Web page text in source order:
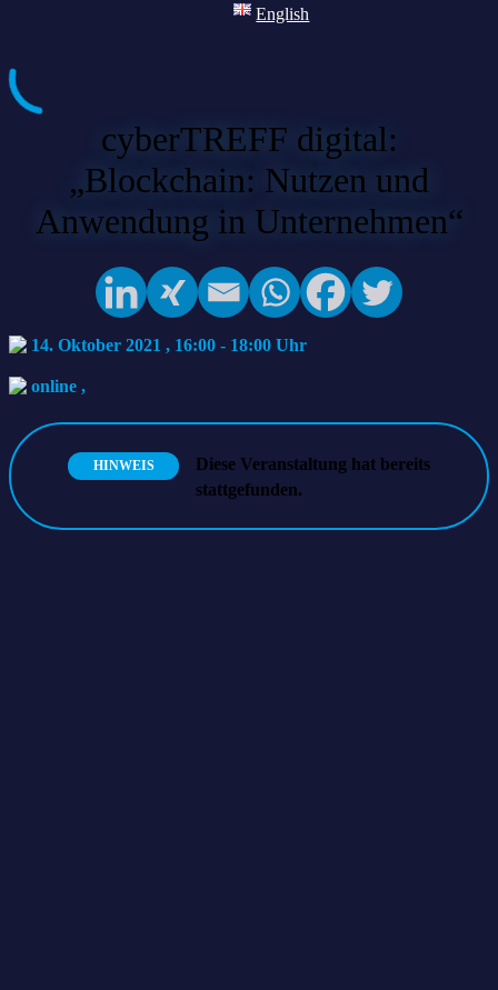
English
cyberTREFF digital:
„Blockchain: Nutzen und
Anwendung in Unternehmen“
14. Oktober 2021 , 16:00 - 18:00
online ,
HINWEIS
Diese Veranstaltung hat bereits
stattgefunden.